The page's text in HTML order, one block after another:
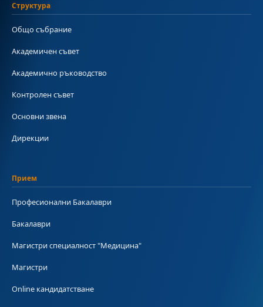
Структура
Общо събрание
Академичен съвет
Академично ръководство
Контролен съвет
Основни звена
Дирекции
Прием
Професионални Бакалаври
Бакалаври
Магистри специалност "Медицина"
Магистри
Online кандидатстване